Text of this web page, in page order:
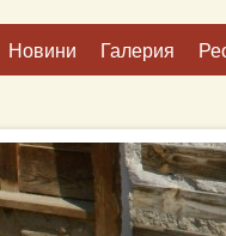
Новини Галерия